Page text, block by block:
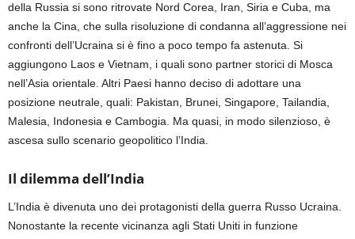
della Russia si sono ritrovate Nord Corea, Iran, Siria e Cuba,
ma
anche la Cina, che sulla risoluzione di condanna all’aggressione nei
confronti dell’Ucraina si è fino a poco tempo fa astenuta. Si
aggiungono Laos e Vietnam, i quali sono partner storici di Mosca
nell’Asia orientale. Altri Paesi hanno deciso di adottare una
posizione neutrale, quali: Pakistan, Brunei, Singapore, Tailandia,
Malesia, Indonesia e Cambogia. Ma quasi, in modo silenzioso, è
ascesa sullo scenario geopolitico l’India.
Il dilemma dell’India
L’India è divenuta uno dei protagonisti della guerra Russo Ucraina
Nonostante la recente vicinanza agli Stati Uniti in funzione